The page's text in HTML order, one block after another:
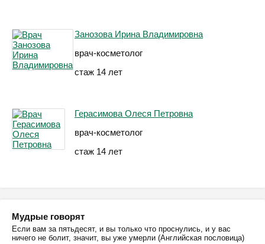
Занозова Ирина Владимировна
врач-косметолог
стаж 14 лет
Герасимова Олеся Петровна
врач-косметолог
стаж 14 лет
Мудрые говорят
Если вам за пятьдесят, и вы только что проснулись, и у вас
ничего не болит, значит, вы уже умерли (Английская пословица)